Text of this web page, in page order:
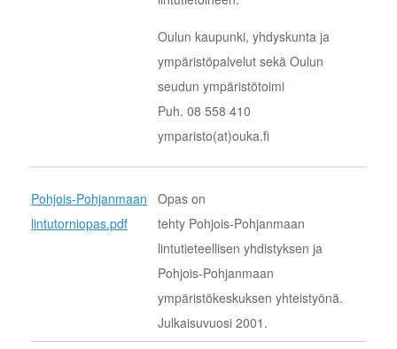
Oulun kaupunki, yhdyskunta ja
ympäristöpalvelut sekä Oulun
seudun ympäristötoimi
Puh. 08 558 410
ymparisto(at)ouka.fi
Pohjois-Pohjanmaan
lintutorniopas.pdf
Opas on
tehty Pohjois-Pohjanmaan
lintutieteellisen yhdistyksen ja
Pohjois-Pohjanmaan
ympäristökeskuksen yhteistyönä.
Julkaisuvuosi 2001.